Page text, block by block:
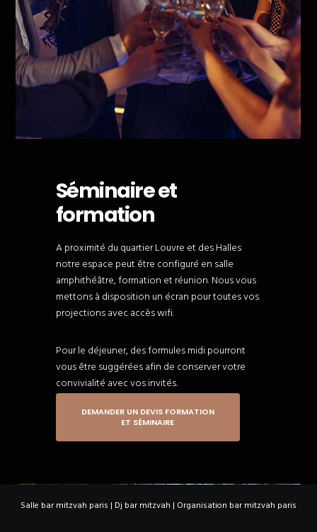
Séminaire et
formation
A proximité du quartier Louvre et des Halles
notre espace peut être configuré en salle
amphithéâtre, formation et réunion. Nous vous
mettons à disposition un écran pour toutes vos
projections avec accès wifi.
Pour le déjeuner, des formules midi pourront
vous être suggérées afin de conserver votre
convivialité avec vos invités.
DEMANDER UN DEVIS FORMATION
ET SÉMINAIRE
Salle bar mitzvah paris | Dj bar mitzvah | Organisation bar mitzvah paris